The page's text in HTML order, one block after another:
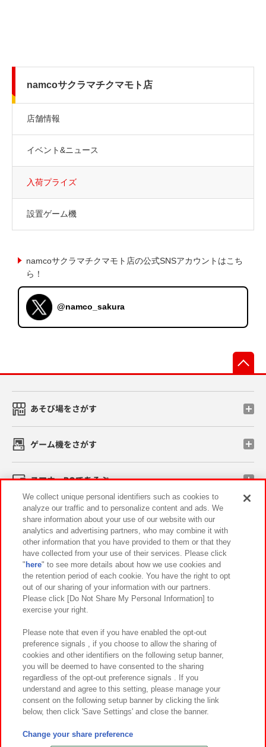
namcoサクラマチクマモト店
店舗情報
イベント&ニュース
入荷プライズ
設置ゲーム機
namcoサクラマチクマモト店の公式SNSアカウントはこち
ら！
@namco_sakura
あそび場をさがす
ゲーム機をさがす
スマホ・PCであそぶ
イベント・キャンペーン
関連会社 サステナビリティ サイトポリシー
プライバシーポリシー ウェブアクセシビリティ方針と検証結果
お取引先さまとともに
カスタマーハラスメント対応方針 よくあるご質問・お問い合わせ
©Bandai Namco Amusement Inc.
©Bandai Namco Amusement Lab Inc.
We collect unique personal identifiers such as cookies to
analyze our traffic and to personalize content and ads. We
share information about your use of our website with our
analytics and advertising partners, who may combine it with
other information that you have provided to them or that they
have collected from your use of their services. Please click
" here" to see more details about how we use cookies and
the retention period of each cookie. You have the right to opt
out of our sharing of your information with our partners.
Please click [Do Not Share My Personal Information] to
exercise your right.
Please note that even if you have enabled the opt-out
preference signals , if you choose to allow the sharing of
cookies and other identifiers on the following setup banner,
you will be deemed to have consented to the sharing
regardless of the opt-out preference signals . If you
understand and agree to this setting, please manage your
consent on the following setup banner by clicking the link
below, then click 'Save Settings' and close the banner.
Change your share preference